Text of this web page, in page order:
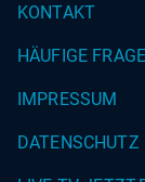
KONTAKT
HÄUFIGE
IMPRESSUM
DATENSCHUTZ